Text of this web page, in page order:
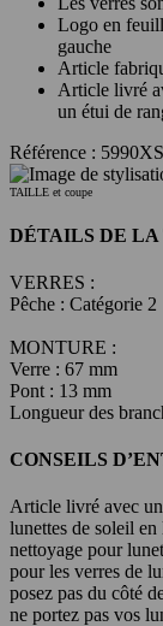
Logo en
gauche
Article
Article livré
un étui de
Référence :
TAILLE et coupe
DÉTAILS DE
VERRES :
Pêche : Catégorie 2
MONTURE :
Verre : 67 mm
Pont : 13 mm
Longueur des
CONSEILS
Article livré avec
lunettes de soleil
nettoyage pour
pour les verres de
posez pas du côté
ne portez pas vos